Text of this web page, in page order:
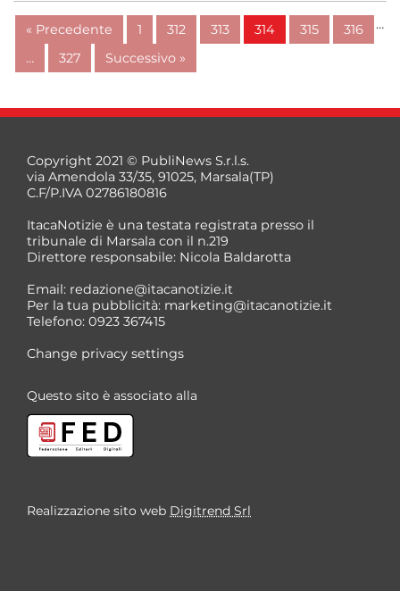
« Precedente 1 …
312 313 314 315
316
…
327 Successivo »
Copyright 2021 © PubliNews S.r.l.s.
via Amendola 33/35, 91025, Marsala(TP)
C.F/P.IVA 02786180816
ItacaNotizie è una testata registrata presso il
tribunale di Marsala con il n.219
Direttore responsabile: Nicola Baldarotta
Email: redazione@itacanotizie.it
Per la tua pubblicità: marketing@itacanotizie.it
Telefono: 0923 367415
Change privacy settings
Questo sito è associato alla
Realizzazione sito web Digitrend Srl